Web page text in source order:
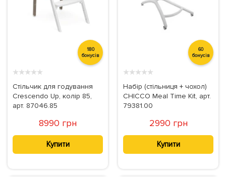
180
бонусів
★★★★★
Стільчик для годування
Crescendo Up, колір 85,
арт. 87046.85
8990 грн
Купити
60
бонусів
★★★★★
Набір (стільниця + чохол)
CHICCO Meal Time Kit, арт.
79381.00
2990 грн
Купити